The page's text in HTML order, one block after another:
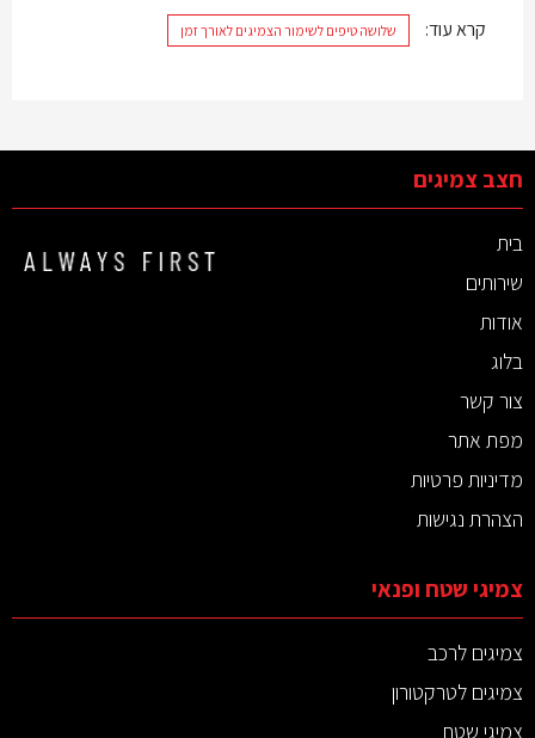
קרא עוד: שלושה טיפים לשימור הצמיגים לאורך זמן
חצב צמיגים
בית
שירותים
אודות
בלוג
צור קשר
מפת אתר
מדיניות פרטיות
הצהרת נגישות
צמיגי שטח ופנאי
צמיגים לרכב
צמיגים לטרקטורון
צמיגי שטח